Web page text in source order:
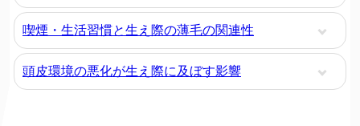
喫煙・生活習慣と生え際の薄毛の関連性
頭皮環境の悪化が生え際に及ぼす影響